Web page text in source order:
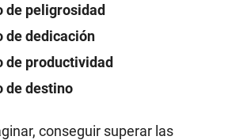
de peligrosidad
de dedicación
de productividad
de destino
conseguir superar las